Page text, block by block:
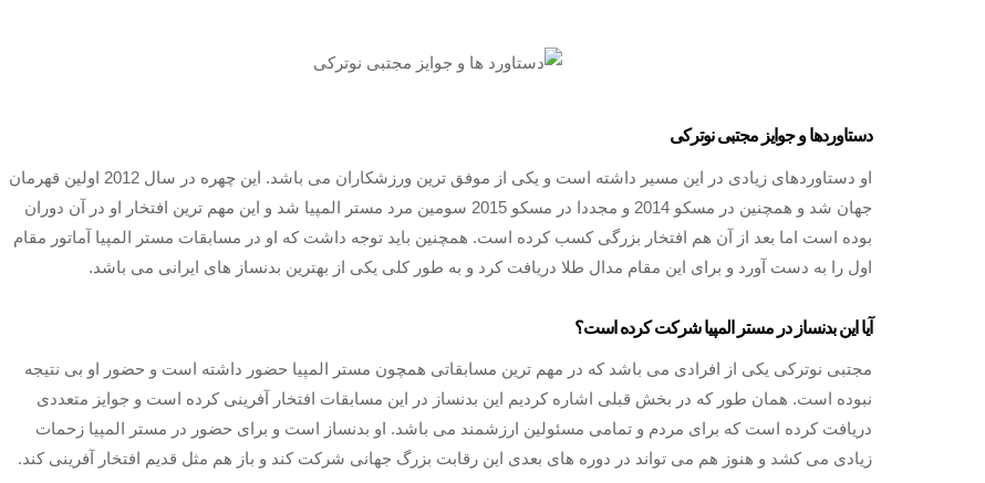
دستاوردها و جوایز مجتبی نوترکی
او دستاوردهای زیادی در این مسیر داشته است و یکی از موفق ترین ورزشکاران می باشد. این چهره در سال 2012 اولین قهرمان
جهان شد و همچنین در مسکو 2014 و مجددا در مسکو 2015 سومین مرد مستر المپیا شد و این مهم ترین افتخار او در آن دوران
بوده است اما بعد از آن هم افتخار بزرگی کسب کرده است. همچنین باید توجه داشت که او در مسابقات مستر المپیا آماتور مقام
اول را به دست آورد و برای این مقام مدال طلا دریافت کرد و به طور کلی یکی از بهترین بدنساز های ایرانی می باشد.
آیا این بدنساز در مستر المپیا شرکت کرده است؟
مجتبی نوترکی یکی از افرادی می باشد که در مهم ترین مسابقاتی همچون مستر المپیا حضور داشته است و حضور او بی نتیجه
نبوده است. همان طور که در بخش قبلی اشاره کردیم این بدنساز در این مسابقات افتخار آفرینی کرده است و جوایز متعددی
دریافت کرده است که برای مردم و تمامی مسئولین ارزشمند می باشد. او بدنساز است و برای حضور در مستر المپیا زحمات
زیادی می کشد و هنوز هم می تواند در دوره های بعدی این رقابت بزرگ جهانی شرکت کند و باز هم مثل قدیم افتخار آفرینی کند.